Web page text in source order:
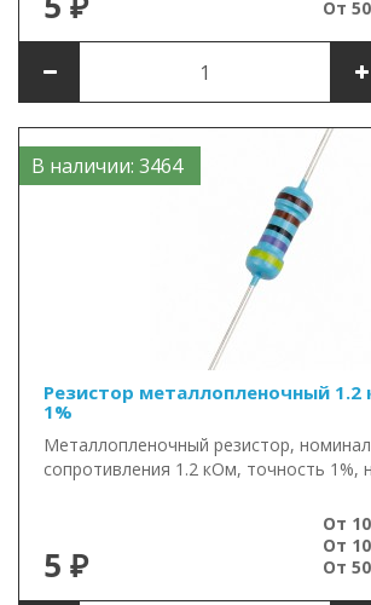
От
В наличии: 3464
Резистор металлопленочный 1.2
1%
Металлопленочный резистор, номинал
сопротивления 1.2 кОм, точность 1%,
5 ₽
От
От
От